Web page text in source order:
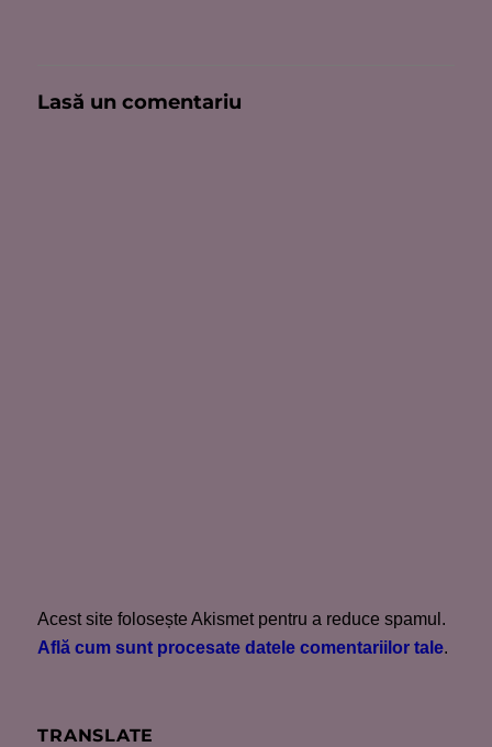
Lasă un comentariu
Acest site folosește Akismet pentru a reduce spamul.
Află cum sunt procesate datele comentariilor tale.
TRANSLATE